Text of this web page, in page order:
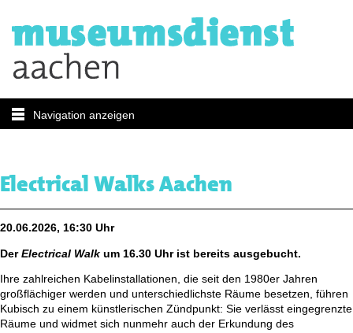
Navigation anzeigen
Electrical Walks Aachen
20.06.2026, 16:30 Uhr
Der Electrical Walk um 16.30 Uhr ist bereits ausgebucht.
Ihre zahlreichen Kabelinstallationen, die seit den 1980er Jahren
großflächiger werden und unterschiedlichste Räume besetzen, führen
Kubisch zu einem künstlerischen Zündpunkt: Sie verlässt eingegrenzte
Räume und widmet sich nunmehr auch der Erkundung des